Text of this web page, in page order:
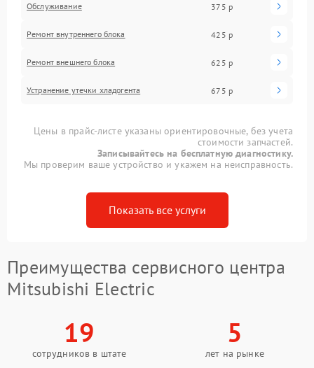
Обслуживание 375 р
Ремонт внутреннего блока 425 р
Ремонт внешнего блока 625 р
Устранение утечки хладогента 675 р
Цены в прайс-листе указаны ориентировочные, без учета
стоимости запчастей.
Записывайтесь на бесплатную диагностику.
Мы проверим ваше устройство и укажем на неисправность.
Показать все услуги
Преимущества сервисного центра
Mitsubishi Electric
19
сотрудников в штате
5
лет на рынке